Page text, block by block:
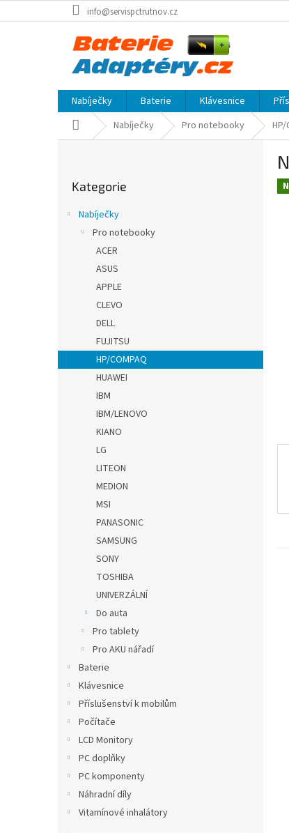
na
info@servispctrutnov.cz
Nabíječky Baterie Klávesnice
Domů Nabíječky Pro notebooky HP/
l
kategorie
Kategorie
Nabíječky
Pro notebooky
ACER
ASUS
APPLE
CLEVO
DELL
FUJITSU
HP/COMPAQ
HUAWEI
IBM
IBM/LENOVO
KIANO
LG
LITEON
MEDION
MSI
PANASONIC
SAMSUNG
SONY
TOSHIBA
UNIVERZÁLNÍ
Do auta
Pro tablety
Pro AKU nářadí
Baterie
Klávesnice
Příslušenství k mobilům
Počítače
LCD Monitory
PC doplňky
PC komponenty
Náhradní díly
Vitamínové inhalátory